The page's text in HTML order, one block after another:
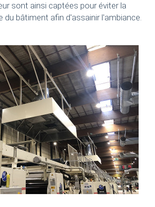
sont ainsi captées pour éviter la
du bâtiment afin d'assainir l'ambiance.